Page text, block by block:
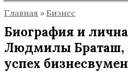
Главная » Бизнес
Биография и
Людмилы Браташ,
успех бизнесвумен